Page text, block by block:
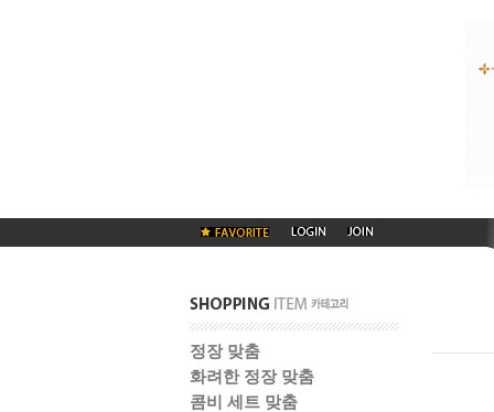
정장 맞춤
화려한 정장 맞춤
콤비 세트 맞춤